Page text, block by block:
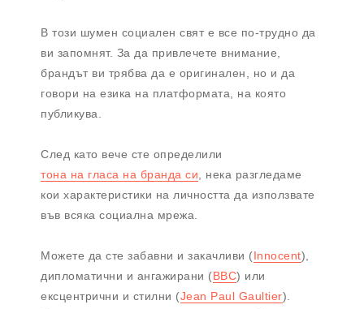
В този шумен социален свят е все по-трудно да
ви запомнят. За да привлечете внимание,
брандът ви трябва да е оригинален, но и да
говори на езика на платформата, на която
публикува.
След като вече сте определили
тона на гласа на бранда си, нека разгледаме
кои характеристики на личността да използвате
във всяка социална мрежа.
Можете да сте забавни и закачливи (Innocent),
дипломатични и ангажирани (BBC) или
ексцентрични и стилни (Jean Paul Gaultier).